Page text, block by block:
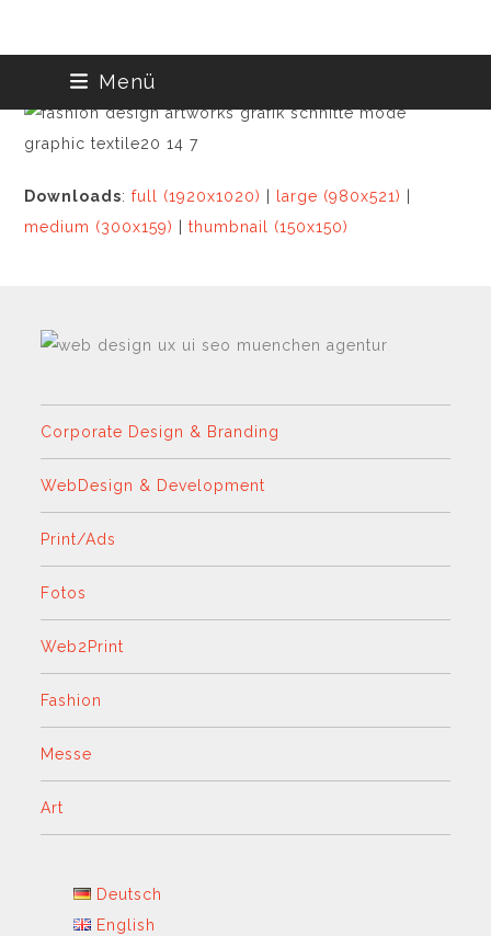
Menü
Downloads:full (1920x1020) large (980x521)
medium (300x159)
|thumbnail (150x150)
Corporate Design & Branding
WebDesign & Development
Print/Ads
Fotos
Web2Print
Fashion
Messe
Art
Deutsch
English